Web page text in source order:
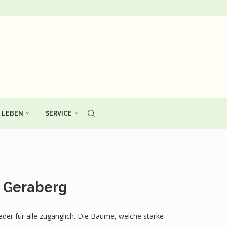
LEBEN SERVICE
für alle zugänglich. Die Bäume, welche starke